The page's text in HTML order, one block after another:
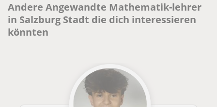
Andere Angewandte Mathematik-lehrer
in Salzburg Stadt die dich interessieren
könnten